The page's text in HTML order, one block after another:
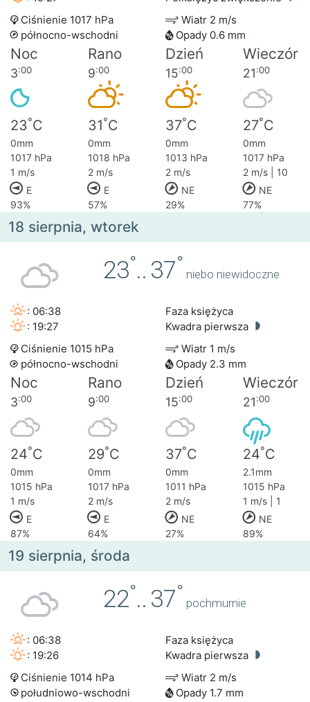
Ciśnienie 1017 hPa
Wiatr 2 m/s
północno-wschodni
Opady 0.6 mm
Noc Rano Dzień Wieczór
3:00 9:00 15:00 21:00
23°C 31°C 37°C 27°C
0mm 0mm 0mm
0mm
1017 hPa
1018 hPa 1013 hPa
1017 hPa
1 m/s
2 m/s 2 m/s
2 m/s | 10
E
E NE
NE
93%
57% 29% 77%
18 sierpnia, wtorek
23°.. 37°
niebo niewidoczne
: 06:38
: 19:27
Faza księżyca
Kwadra pierwsza
Ciśnienie 1015 hPa
Wiatr 1 m/s
północno-wschodni
Opady 2.3 mm
Noc Rano Dzień Wieczór
3:00 9:00 15:00 21:00
24°C 29°C 37°C 24°C
0mm 0mm 0mm
2.1mm
1015 hPa
1017 hPa 1011 hPa
1015 hPa
1 m/s
2 m/s 2 m/s
1 m/s | 1
E
E NE
NE
87%
64% 27% 89%
19 sierpnia, środa
22°.. 37°
pochmurnie
: 06:38
: 19:26
Faza księżyca
Kwadra pierwsza
Ciśnienie 1014 hPa
Wiatr 2 m/s
południowo-wschodni
Opady 1.7 mm